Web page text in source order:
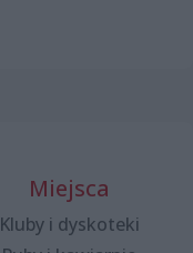
Miejsca
Kluby i dyskoteki